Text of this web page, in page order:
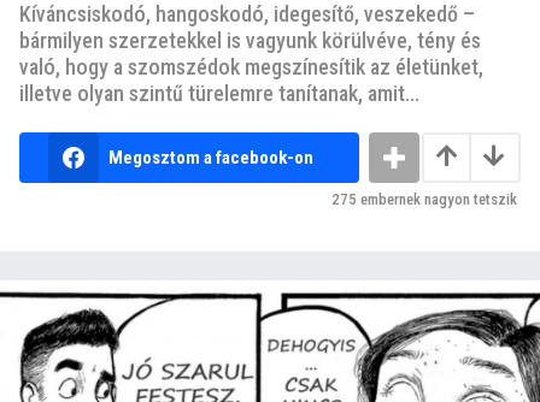
Kíváncsiskodó, hangoskodó, idegesítő, veszekedő –
bármilyen szerzetekkel is vagyunk körülvéve, tény és
való, hogy a szomszédok megszínesítik az életünket,
illetve olyan szintű türelemre tanítanak, amit...
Megosztom a facebook-on
275 embernek nagyon tetszik